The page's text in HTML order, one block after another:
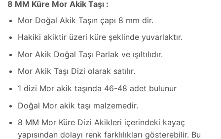
8 MM Küre Mor Akik Taşı :
Mor Doğal Akik Taşın çapı 8 mm dir.
Hakiki akiktir üzeri küre şeklinde yuvarlaktır.
Mor Akik Doğal Taşı Parlak ve ışıltılıdır.
Mor Akik Taşı Dizi olarak satılır.
1 dizi Mor akik taşında 46-48 adet bulunur
Doğal Mor akik taşı malzemedir.
8 MM Mor Küre Dizi Akikleri içerindeki kayaç
yapısından dolayı renk farklılıkları gösterebilir. Bu